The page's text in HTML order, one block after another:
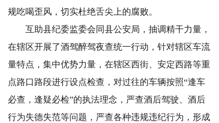
规吃喝歪风，切实杜绝舌尖上的腐败。
互助县纪委监委会同县公安局，抽调精干力量，
在辖区开展了酒驾醉驾夜查统一行动，针对辖区车流
量特点，集中优势力量，在辖区西街、安定西路等重
点路口路段进行设点检查，对过往的车辆按照“逢车
必查，逢疑必检”的执法理念，严查酒后驾驶、酒后
行为失德失范等问题，严查各种违规违纪行为，形成